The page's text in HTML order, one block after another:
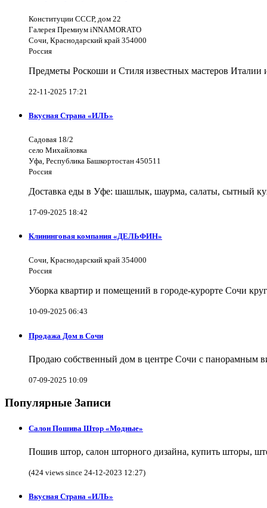
Конституции СССР, дом 22
Галерея Премиум iNNAMORATO
Сочи, Краснодарский край 354000
Россия
Предметы Роскоши и Стиля известных мастеров Италии
22-11-2025 17:21
Вкусная Страна «ИЛЬ»
Садовая 18/2
село Михайловка
Уфа, Республика Башкортостан 450511
Россия
Доставка еды в Уфе: шашлык, шаурма, салаты, сытный
17-09-2025 18:42
Клининговая компания «ДЕЛЬФИН»
Сочи, Краснодарский край 354000
Россия
Уборка квартир и помещений в городе-курорте Сочи
10-09-2025 06:43
Продажа Дом в Сочи
Продаю собственный дом в центре Сочи с панорамным
07-09-2025 10:09
Популярные Записи
Салон Пошива Штор «Модные»
Пошив штор, салон шторного дизайна, купить шторы,
(424 views since 24-12-2023 12:27)
Вкусная Страна «ИЛЬ»